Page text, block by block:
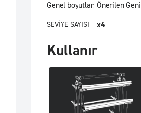
Genel boyutlar. Önerilen
SEVIYE SAYISI x4
Kullanır